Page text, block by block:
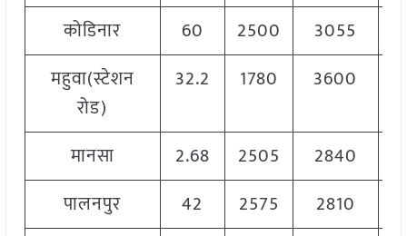
कोडिनार 60 2500 3055
महुवा(स्टेशन
रोड)
32.2 1780 3600
मानसा 2.68 2505 2840
पालनपुर
42 2575 2810